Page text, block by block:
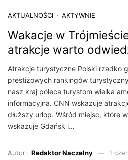
AKTUALNOŚCI AKTYWNIE
Wakacje w
atrakcje warto
Atrakcje turystyczne Polski rzadko
prestiżowych rankingów
nasz kraj poleca turystom wielka
informacyjna. CNN wskazuje
dłuższy urlop. Wśród miejsc, które
wskazuje Gdańsk i…
Autor: Redaktor Naczelny
1